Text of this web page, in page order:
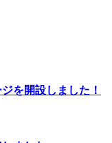
を開設しました！